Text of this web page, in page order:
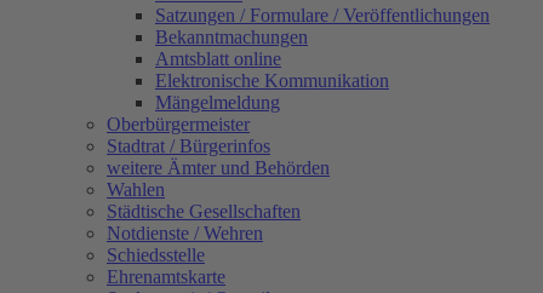
Satzungen / Formulare / Veröffentlichungen
Bekanntmachungen
Amtsblatt online
Elektronische Kommunikation
Mängelmeldung
Oberbürgermeister
Stadtrat / Bürgerinfos
weitere Ämter und Behörden
Wahlen
Städtische Gesellschaften
Notdienste / Wehren
Schiedsstelle
Ehrenamtskarte